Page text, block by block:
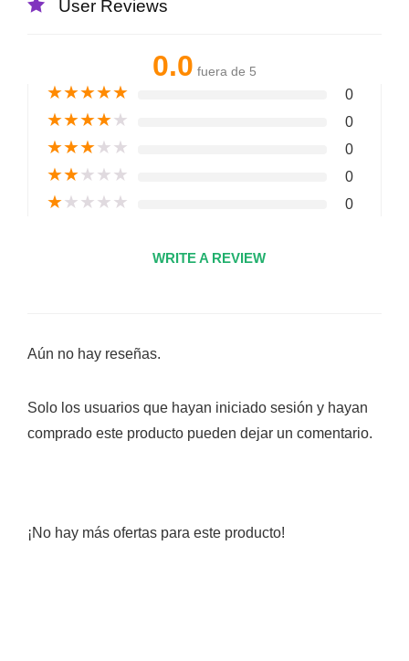
User Reviews
0.0 fuera de 5
★★★★★ 0
★★★★★ 0
★★★★★ 0
★★★★★ 0
★★★★★ 0
WRITE A REVIEW
Aún no hay reseñas.
Solo los usuarios que hayan iniciado sesión y hayan
comprado este producto pueden dejar un comentario.
¡No hay más ofertas para este producto!